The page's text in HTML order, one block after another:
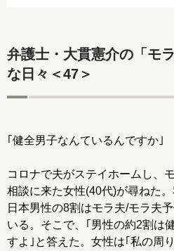
弁護士・大貫憲介の「モ
な日々＜47＞
｢健全男子なんているんですか｣
コロナで夫がステイホームし、
相談に来た女性(40代)が尋ねた。
日本男性の8割はモラ夫/モラ夫
いる。そこで、｢男性の約2割は
すよ｣と答えた。女性は｢私の周